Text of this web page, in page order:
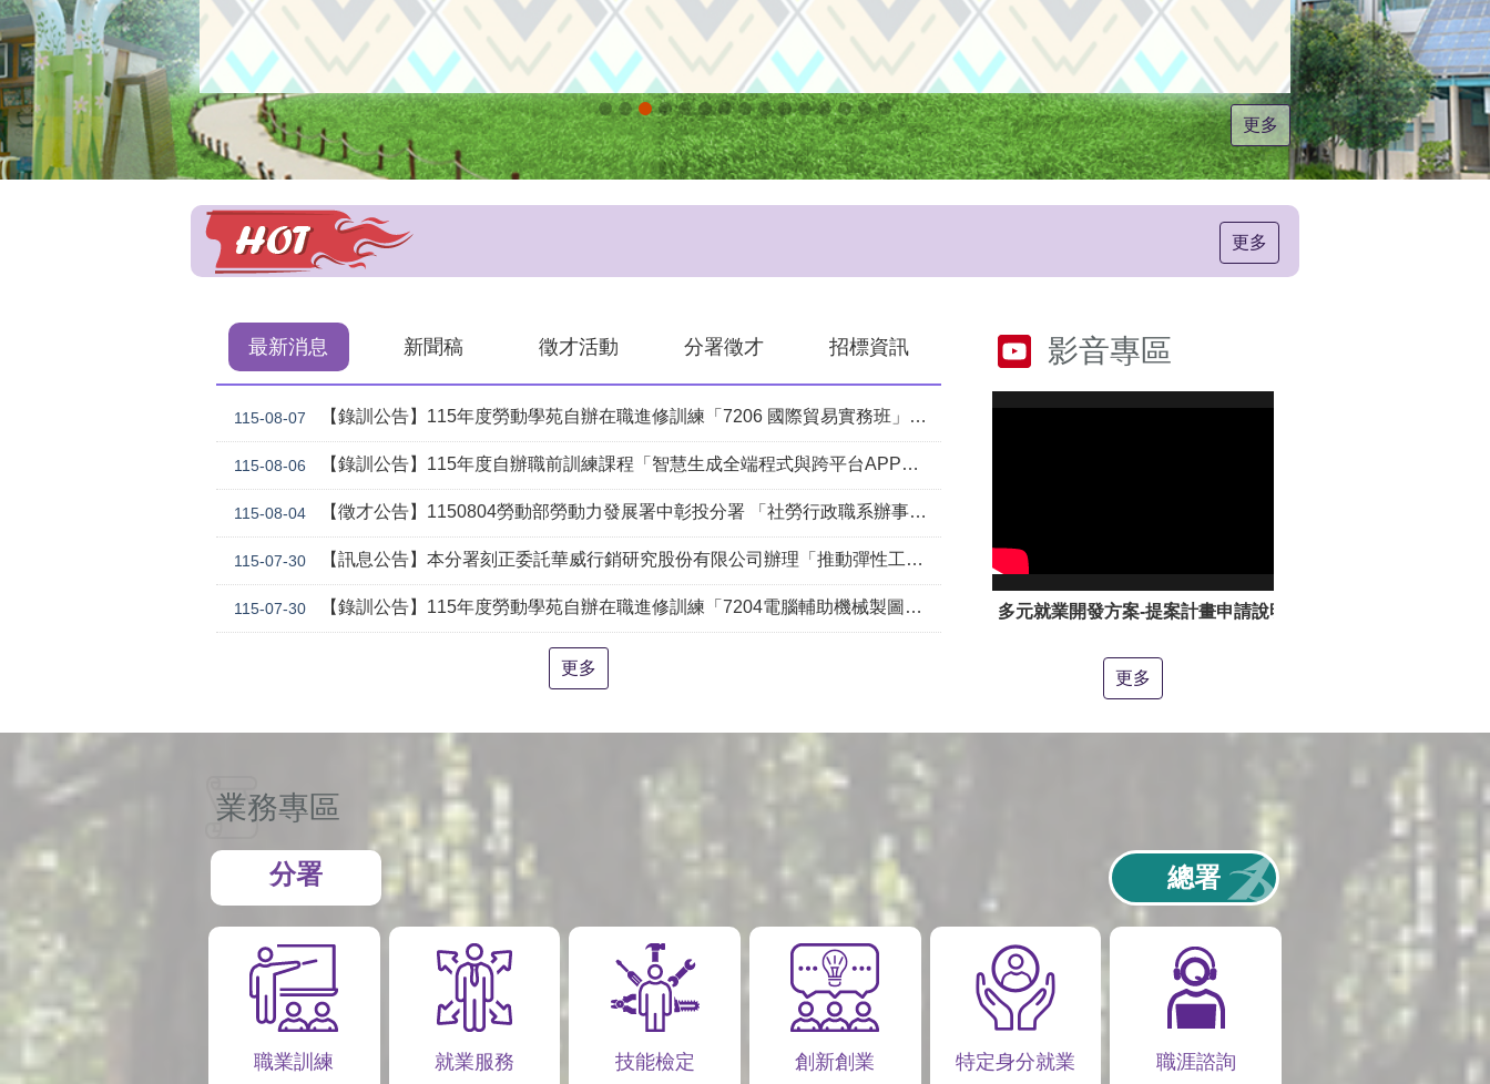
更多
更多
最新消息 新聞稿 徵才活動 分署徵才 招標資訊
115-08-07 【錄訓公告】115年度勞動學苑自辦在職進修訓練「7206 國際貿易實務班」甄試錄取名單公告(詳如附件)
115-08-06 【錄訓公告】115年度自辦職前訓練課程「智慧生成全端程式與跨平台APP整合實務班第2期(臺中)」甄試錄取名單公告。
115-08-04 【徵才公告】1150804勞動部勞動力發展署中彰投分署 「社勞行政職系辦事員」職缺1名公開徵才
115-07-30 【訊息公告】本分署刻正委託華威行銷研究股份有限公司辦理「推動彈性工作對促進中高齡就業及職場適應之探討」問卷調查
115-07-30 【錄訓公告】115年度勞動學苑自辦在職進修訓練「7204電腦輔助機械製圖進階班(SolidWorks)」、「7205 手機拍片短影音行銷班」甄試錄取名單公告(詳如附件)
更多
影音專區
多元就業開發方案-提案計畫申請說明影片
更多
業務專區
分署 總署
職業訓練 就業服務 技能檢定 創新創業 特定身分就業 職涯諮詢